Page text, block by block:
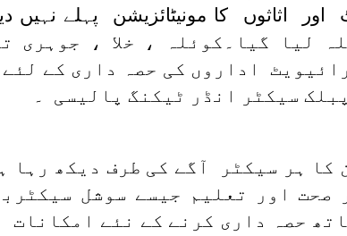
لیا گیا۔کوئلہ ، خلا ،
اداروں کی حصہ داری کے
سیکٹر انڈر ٹیکنگ پالیسی ۔
کا ہر سیکٹر آگے کی طرف دیکھ
صحت اور تعلیم جیسے سوشل
حصہ داری کرنے کے نئے